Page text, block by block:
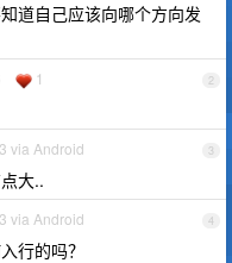
道自己应该向哪个方向发
2
1
3
via Android
大..
4
via Android
行的吗？